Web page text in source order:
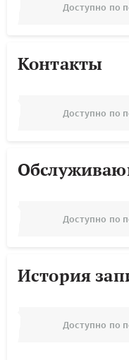
Доступно по
Контакты
Доступно по
Доступно по
История
Доступно по